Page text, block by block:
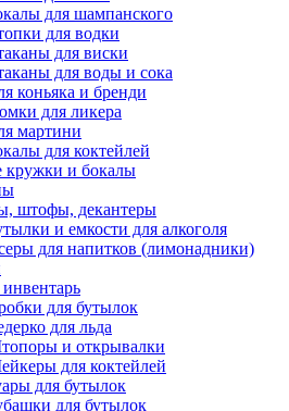
для шампанского
для водки
для виски
для воды и сока
коньяка и бренди
для ликера
мартини
для коктейлей
и бокалы
штофы, декантеры
и емкости для алкоголя
для напитков (лимонадники)
для бутылок
для льда
и открывалки
для коктейлей
для бутылок
для бутылок